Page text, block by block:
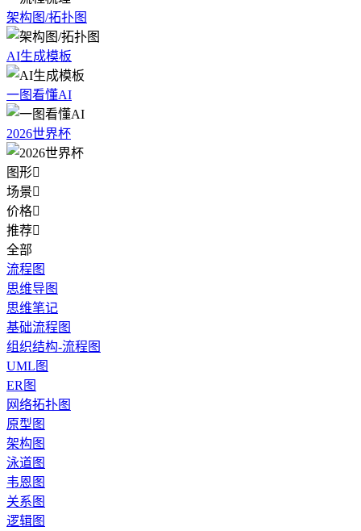
架构图/拓扑图
AI生成模板
一图看懂AI
2026世界杯
图形
场景
价格
推荐
全部
流程图
思维导图
思维笔记
基础流程图
组织结构-流程图
UML图
ER图
网络拓扑图
原型图
架构图
泳道图
韦恩图
关系图
逻辑图